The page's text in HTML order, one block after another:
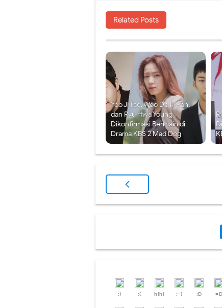
Related Posts
Yoo Ji Tae, Woo Do Hwan,
dan Ryu Hwa Young
Dikonfirmasi Bermain di
Drama KBS 2 Mad Dog
:) :( hihi :-) :D =D